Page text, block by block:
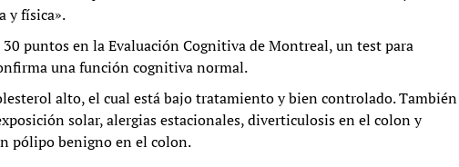
y física».
puntos en la Evaluación Cognitiva de Montreal, un test para
una función cognitiva normal.
alto, el cual está bajo tratamiento y bien controlado. También
solar, alergias estacionales, diverticulosis en el colon y
pólipo benigno en el colon.